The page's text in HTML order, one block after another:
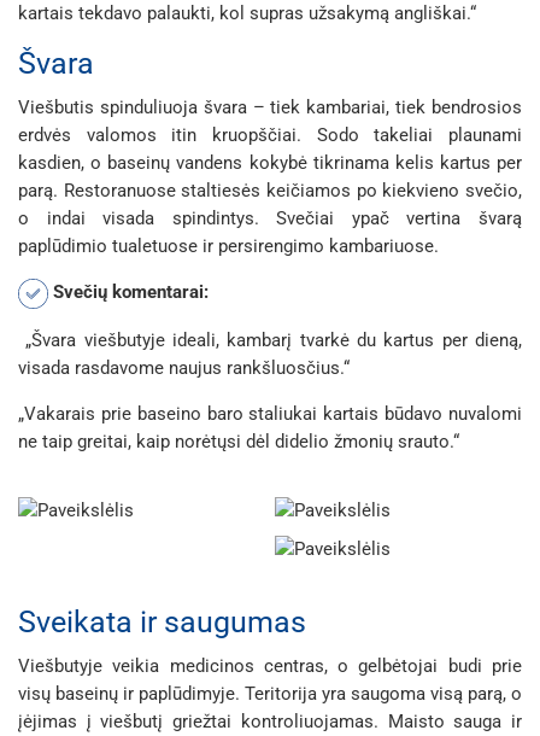
kartais tekdavo palaukti, kol supras užsakymą angliškai.“
Švara
Viešbutis spinduliuoja švara – tiek kambariai, tiek bendrosios
erdvės valomos itin kruopščiai. Sodo takeliai plaunami
kasdien, o baseinų vandens kokybė tikrinama kelis kartus per
parą. Restoranuose staltiesės keičiamos po kiekvieno svečio,
o indai visada spindintys. Svečiai ypač vertina švarą
paplūdimio tualetuose ir persirengimo kambariuose.
Svečių komentarai:
„Švara viešbutyje ideali, kambarį tvarkė du kartus per dieną,
visada rasdavome naujus rankšluosčius.“
„Vakarais prie baseino baro staliukai kartais būdavo nuvalomi
ne taip greitai, kaip norėtųsi dėl didelio žmonių srauto.“
Sveikata ir saugumas
Viešbutyje veikia medicinos centras, o gelbėtojai budi prie
visų baseinų ir paplūdimyje. Teritorija yra saugoma visą parą, o
įėjimas į viešbutį griežtai kontroliuojamas. Maisto sauga ir